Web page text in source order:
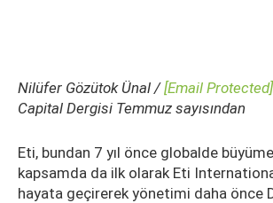
Nilüfer Gözütok Ünal /[email Protected]
Capital Dergisi Temmuz sayısından
Eti, bundan 7 yıl önce globalde büyüme
kapsamda da ilk olarak Eti
hayata geçirerek yönetimi daha önce